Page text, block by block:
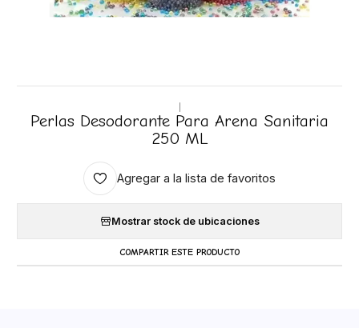
Perlas Desodorante Para Arena Sanitaria
250 ML
Agregar a la lista de favoritos
Mostrar stock de ubicaciones
COMPARTIR ESTE PRODUCTO